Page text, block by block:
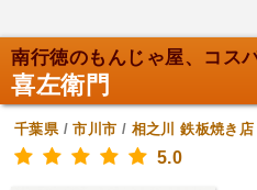
南行徳のもんじゃ屋、コス
喜左衛門
千葉県/市川市 / 相之川 鉄板焼き店
5.0